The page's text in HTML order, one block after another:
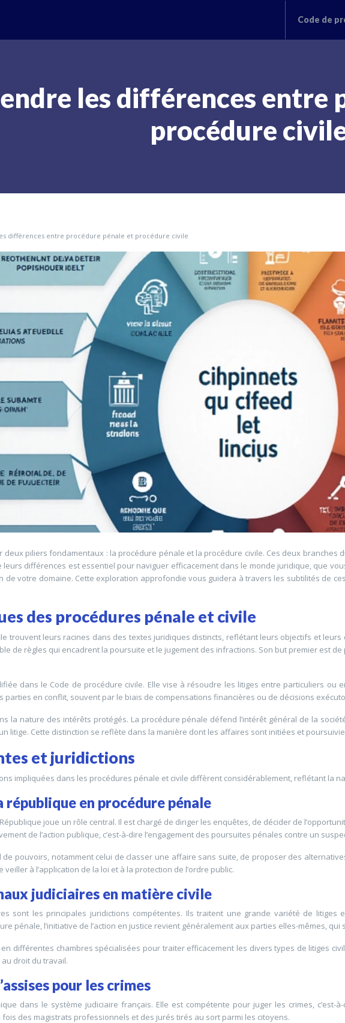
Code de
les différences entre
procédure
différences entre procédure pénale et procédure civile
piliers fondamentaux : la procédure pénale et la procédure civile. Ces deux branches
différences est essentiel pour naviguer efficacement dans le monde juridique, que
de votre domaine. Cette exploration approfondie vous guidera à travers les subtilités de
des procédures pénale et civile
trouvent leurs racines dans des textes juridiques distincts, reflétant leurs objectifs et
de règles qui encadrent la poursuite et le jugement des infractions. Son but premier est
dans le Code de procédure civile. Elle vise à résoudre les litiges entre particuliers
parties en conflit, souvent par le biais de compensations financières ou de décisions
la nature des intérêts protégés. La procédure pénale défend l’intérêt général de la
litige. Cette distinction se reflète dans la manière dont les affaires sont initiées et
et juridictions
impliquées dans les procédures pénale et civile diffèrent considérablement, reflétant la
république en procédure pénale
joue un rôle central. Il est chargé de diriger les enquêtes, de décider de
de l’action publique, c’est-à-dire l’engagement des poursuites pénales contre un
de pouvoirs, notamment celui de classer une affaire sans suite, de proposer des
à l’application de la loi et à la protection de l’ordre public.
judiciaires en matière civile
sont les principales juridictions compétentes. Ils traitent une grande variété de
pénale, l’initiative de l’action en justice revient généralement aux parties elles-mêmes,
différentes chambres spécialisées pour traiter efficacement les divers types de litiges
droit du travail.
pour les crimes
dans le système judiciaire français. Elle est compétente pour juger les crimes,
des magistrats professionnels et des jurés tirés au sort parmi les citoyens.